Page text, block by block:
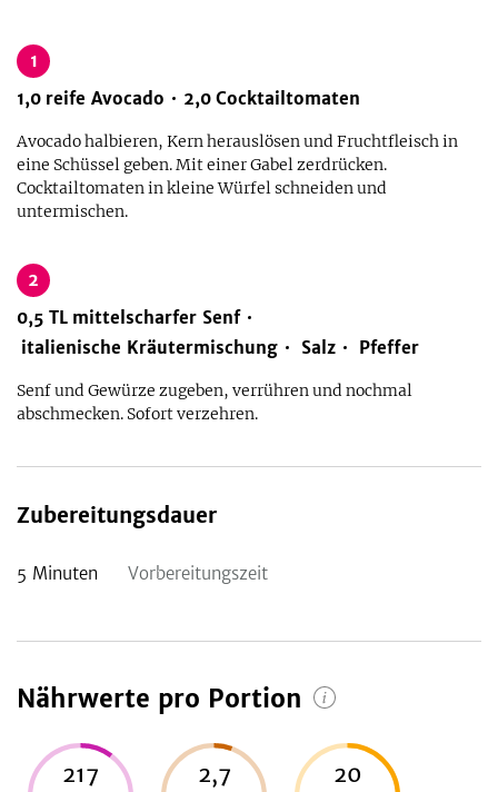
1
1,0 reife Avocado 2,0 Cocktailtomaten
Avocado halbieren, Kern herauslösen und Fruchtfleisch in
eine Schüssel geben. Mit einer Gabel zerdrücken.
Cocktailtomaten in kleine Würfel schneiden und
untermischen.
2
0,5 TL mittelscharfer Senf
italienische Kräutermischung
Salz Pfeffer
Senf und Gewürze zugeben, verrühren und nochmal
abschmecken. Sofort verzehren.
Zubereitungsdauer
5 Minuten Vorbereitungszeit
Nährwerte pro Portion
217 2,7 20